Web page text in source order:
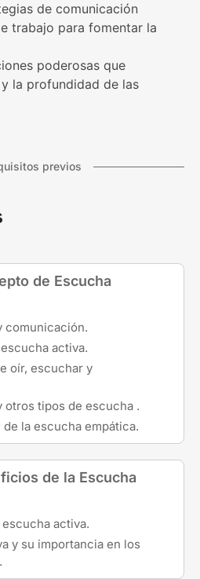
de comunicación
trabajo para fomentar la
poderosas que
la profundidad de las
previos
de Escucha
comunicación.
activa.
oír, escuchar y
otros tipos de escucha .
la escucha empática.
de la Escucha
activa.
y su importancia en los